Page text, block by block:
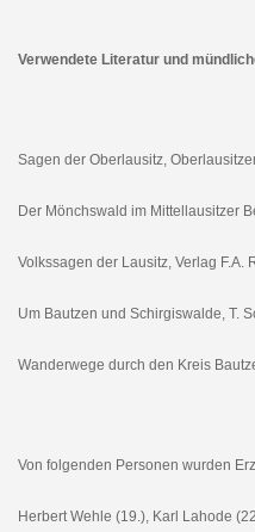
Verwendete Literatur und
Sagen der Oberlausitz,
Der Mönchswald im
Volkssagen der Lausitz,
Um Bautzen und
Wanderwege durch den Kreis
Von folgenden Personen wurden
Herbert Wehle (19.), Karl Lahode